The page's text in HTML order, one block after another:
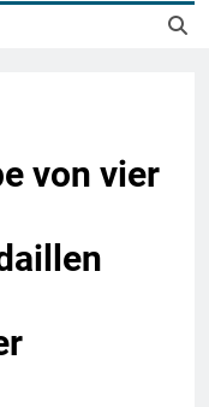
von vier